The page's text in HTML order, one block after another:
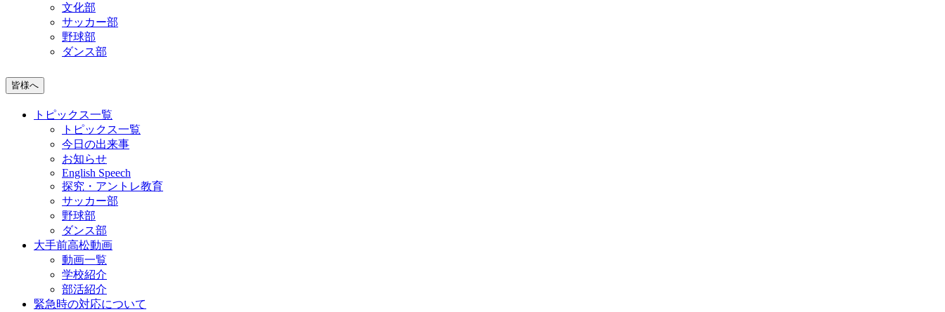
文化部
サッカー部
野球部
ダンス部
皆様へ
トピックス一覧
トピックス一覧
今日の出来事
お知らせ
English Speech
探究・アントレ教育
サッカー部
野球部
ダンス部
大手前高松動画
動画一覧
学校紹介
部活紹介
緊急時の対応について